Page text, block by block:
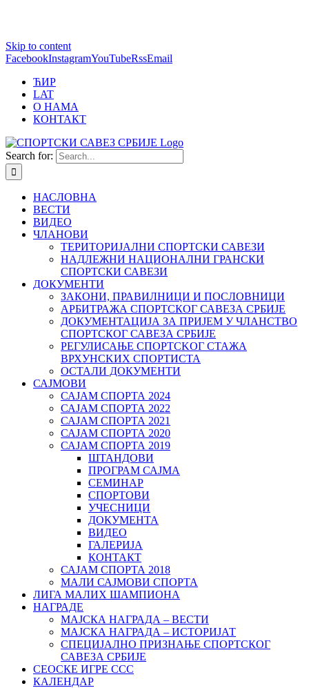
Skip to content
FacebookInstagramYouTubeRssEmail
ЋИР
LAT
О НАМА
КОНТАКТ
Search for:
НАСЛОВНА
ВЕСТИ
ВИДЕО
ЧЛАНОВИ
ТЕРИТОРИЈАЛНИ СПОРТСКИ САВЕЗИ
НАДЛЕЖНИ НАЦИОНАЛНИ ГРАНСКИ
СПОРТСКИ САВЕЗИ
ДОКУМЕНТИ
ЗАКОНИ, ПРАВИЛНИЦИ И ПОСЛОВНИЦИ
АРБИТРАЖА СПОРТСКОГ САВЕЗА СРБИЈЕ
ДОКУМЕНТАЦИЈА ЗА ПРИЈЕМ У ЧЛАНСТВО
СПОРТСКОГ САВЕЗА СРБИЈЕ
РЕГУЛИСАЊЕ СПОРТСKОГ СТАЖА
ВРХУНСKИХ СПОРТИСТА
ОСТАЛИ ДОКУМЕНТИ
САЈМОВИ
САЈАМ СПОРТА 2024
САЈАМ СПОРТА 2022
САЈАМ СПОРТА 2021
САЈАМ СПОРТА 2020
САЈАМ СПОРТА 2019
ШТАНДОВИ
ПРОГРАМ САЈМА
СЕМИНАР
СПОРТОВИ
УЧЕСНИЦИ
ДОКУМЕНТА
ВИДЕО
ГАЛЕРИЈА
КОНТАКТ
САЈАМ СПОРТА 2018
МАЛИ САЈМОВИ СПОРТА
ЛИГА МАЛИХ ШАМПИОНА
НАГРАДЕ
МАЈСКА НАГРАДА – ВЕСТИ
МАЈСКА НАГРАДА – ИСТОРИЈАТ
СПЕЦИЈАЛНО ПРИЗНАЊЕ СПОРТСКОГ
САВЕЗА СРБИЈЕ
СЕОСКЕ ИГРЕ ССС
КАЛЕНДАР